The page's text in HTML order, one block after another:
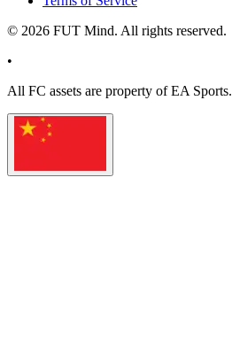
© 2026 FUT Mind. All rights reserved.
•
All FC assets are property of EA Sports.